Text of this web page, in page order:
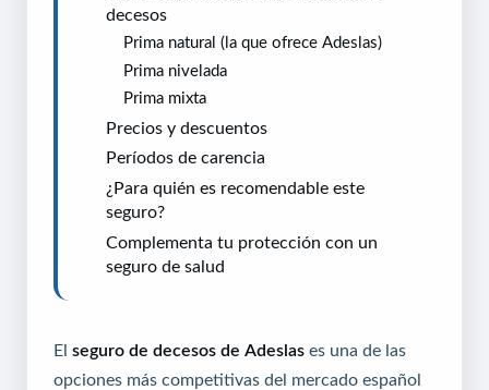
decesos
Prima natural (la que ofrece Adeslas)
Prima nivelada
Prima mixta
Precios y descuentos
Períodos de carencia
¿Para quién es recomendable este
seguro?
Complementa tu protección con un
seguro de salud
El seguro de decesos de Adeslas es una de las
opciones más competitivas del mercado español